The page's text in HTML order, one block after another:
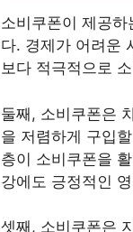
소비쿠폰이 제공
다. 경제가 어려운
보다 적극적으로
둘째, 소비쿠폰은
을 저렴하게 구입
층이 소비쿠폰을
강에도 긍정적인
셋째, 소비쿠폰은